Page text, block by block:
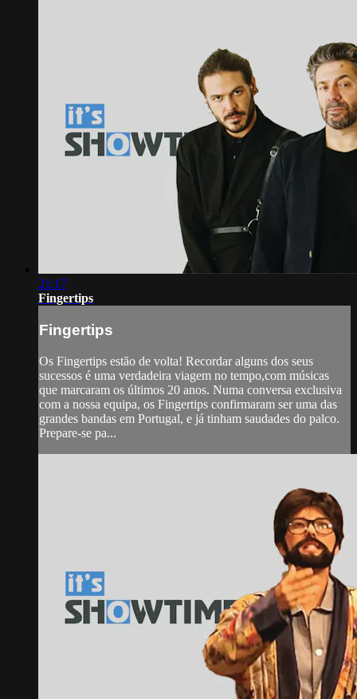
21:17
Fingertips
Fingertips
Os Fingertips estão de volta! Recordar alguns dos seus
sucessos é uma verdadeira viagem no tempo,com músicas
que marcaram os últimos 20 anos. Numa conversa exclusiva
com a nossa equipa, os Fingertips confirmaram ser uma das
grandes bandas em Portugal, e já tinham saudades do palco.
Prepare-se pa...